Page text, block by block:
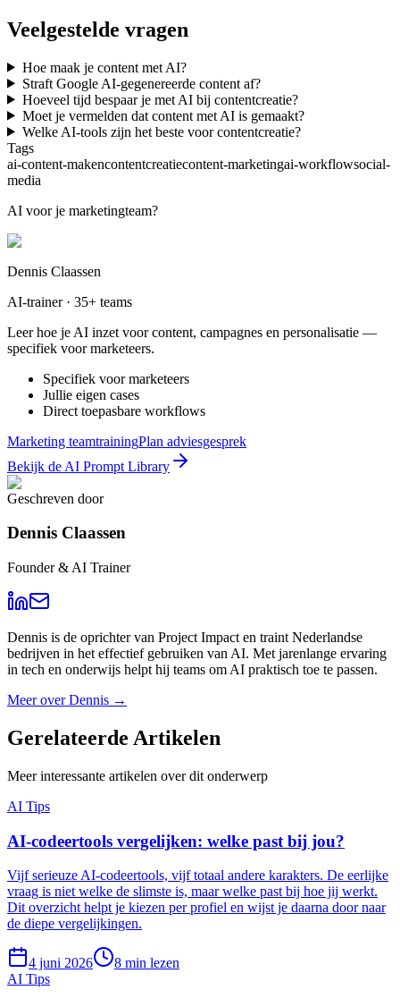
Veelgestelde vragen
Hoe maak je content met AI?
Straft Google AI-gegenereerde content af?
Hoeveel tijd bespaar je met AI bij contentcreatie?
Moet je vermelden dat content met AI is gemaakt?
Welke AI-tools zijn het beste voor contentcreatie?
Tags
ai-content-makencontentcreatiecontent-marketingai-workflowsocial-
media
AI voor je marketingteam?
Dennis Claassen
AI-trainer · 35+ teams
Leer hoe je AI inzet voor content, campagnes en personalisatie —
specifiek voor marketeers.
Specifiek voor marketeers
Jullie eigen cases
Direct toepasbare workflows
Marketing teamtrainingPlan adviesgesprek
Bekijk de AI Prompt Library
Geschreven door
Dennis Claassen
Founder & AI Trainer
Dennis is de oprichter van Project Impact en traint Nederlandse
bedrijven in het effectief gebruiken van AI. Met jarenlange ervaring
in tech en onderwijs helpt hij teams om AI praktisch toe te passen.
Meer overDennis →
Gerelateerde Artikelen
Meer interessante artikelen over dit onderwerp
AI Tips
AI-codeertools vergelijken: welke past bij jou?
Vijf serieuze AI-codeertools, vijf totaal andere karakters. De eerlijke
vraag is niet welke de slimste is, maar welke past bij hoe jij werkt.
Dit overzicht helpt je kiezen per profiel en wijst je daarna door naar
de diepe vergelijkingen.
4 juni 2026 8 min lezen
AI Tips